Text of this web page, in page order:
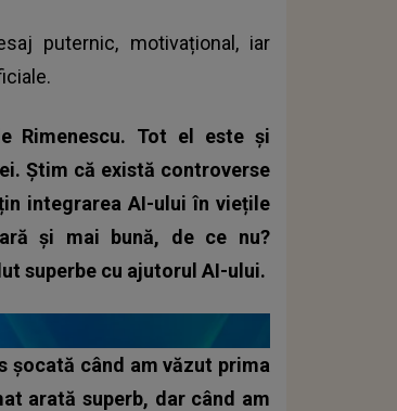
puternic, motivațional, iar
Rimenescu. Tot el este și
Știm că există controverse
integrarea AI-ului în viețile
și mai bună, de ce nu?
superbe cu ajutorul AI-ului.
șocată când am văzut prima
arată superb, dar când am